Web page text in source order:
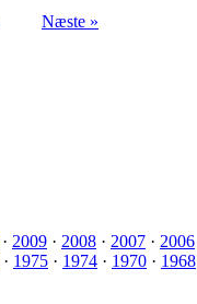
Næste »
· 2009 · 2008 · 2007 · 2006
· 1975 · 1974 · 1970 · 1968